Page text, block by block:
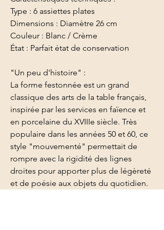
Type : 6 assiettes plates
Dimensions : Diamètre 26 cm
Couleur : Blanc / Crème
État : Parfait état de conservation
"Un peu d'histoire" :
La forme festonnée est un grand
classique des arts de la table français,
inspirée par les services en faïence et
en porcelaine du XVIIIe siècle. Très
populaire dans les années 50 et 60, ce
style "mouvementé" permettait de
rompre avec la rigidité des lignes
droites pour apporter plus de légèreté
et de poésie aux objets du quotidien.